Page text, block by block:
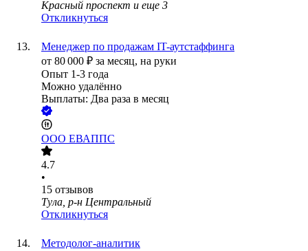
Красный проспект и еще 3
Откликнуться
Менеджер по продажам IT-аутстаффинга
от 80 000 ₽ за месяц, на руки
Опыт 1-3 года
Можно удалённо
Выплаты: Два раза в месяц
ООО ЕВАППС
4.7
•
15 отзывов
Тула, р-н Центральный
Откликнуться
Методолог-аналитик